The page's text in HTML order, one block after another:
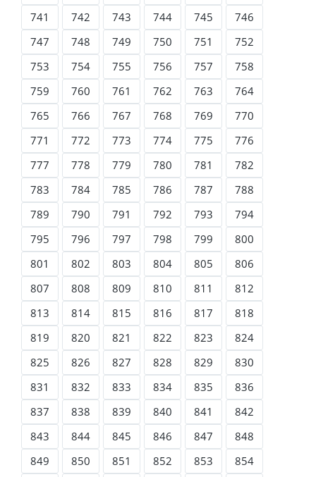
741
742 743 744 745
746
747
748 749 750 751
752
753
754 755 756 757
758
759
760 761 762 763
764
765
766 767 768 769
770
771
772 773 774 775
776
777
778 779 780 781
782
783
784 785 786 787
788
789
790 791 792 793
794
795
796 797 798 799
800
801
802 803 804 805
806
807
808 809 810 811
812
813
814 815 816 817
818
819
820 821 822 823
824
825
826 827 828 829
830
831
832 833 834 835
836
837
838 839 840 841
842
843
844 845 846 847
848
849
850 851 852 853
854